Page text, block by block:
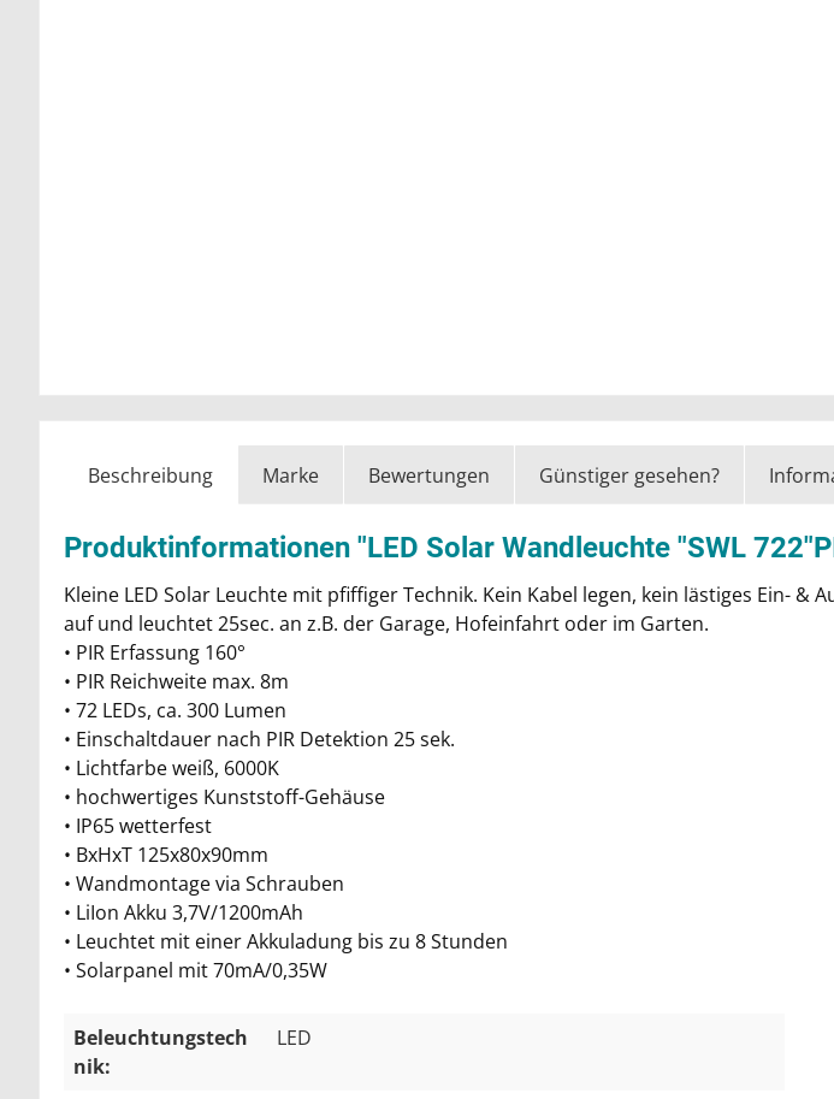
Beschreibung Marke Bewertungen Günstiger gesehen?
Produktinformationen "LED Solar Wandleuchte "SWL
Kleine LED Solar Leuchte mit pfiffiger Technik. Kein Kabel legen, kein lästiges Ein-
auf und leuchtet 25sec. an z.B. der Garage, Hofeinfahrt oder im Garten.
• PIR Erfassung 160°
• PIR Reichweite max. 8m
• 72 LEDs, ca. 300 Lumen
• Einschaltdauer nach PIR Detektion 25 sek.
• Lichtfarbe weiß, 6000K
• hochwertiges Kunststoff-Gehäuse
• IP65 wetterfest
• BxHxT 125x80x90mm
• Wandmontage via Schrauben
• LiIon Akku 3,7V/1200mAh
• Leuchtet mit einer Akkuladung bis zu 8 Stunden
• Solarpanel mit 70mA/0,35W
Beleuchtungstech
nik:
LED